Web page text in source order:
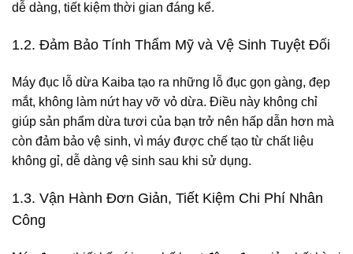
dễ dàng, tiết kiệm thời gian đáng kể.
1.2. Đảm Bảo Tính Thẩm Mỹ và Vệ Sinh Tuyệt Đối
Máy đục lỗ dừa Kaiba tạo ra những lỗ đục gọn gàng, đẹp
mắt, không làm nứt hay vỡ vỏ dừa. Điều này không chỉ
giúp sản phẩm dừa tươi của bạn trở nên hấp dẫn hơn mà
còn đảm bảo vệ sinh, vì máy được chế tạo từ chất liệu
không gỉ, dễ dàng vệ sinh sau khi sử dụng.
1.3. Vận Hành Đơn Giản, Tiết Kiệm Chi Phí Nhân
Công